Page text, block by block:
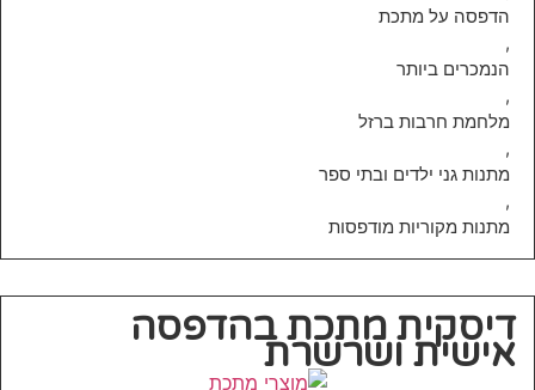
הדפסה על מתכת
,
הנמכרים ביותר
,
מלחמת חרבות ברזל
,
מתנות גני ילדים ובתי ספר
,
מתנות מקוריות מודפסות
דיסקית מתכת בהדפסה
אישית ושרשרת